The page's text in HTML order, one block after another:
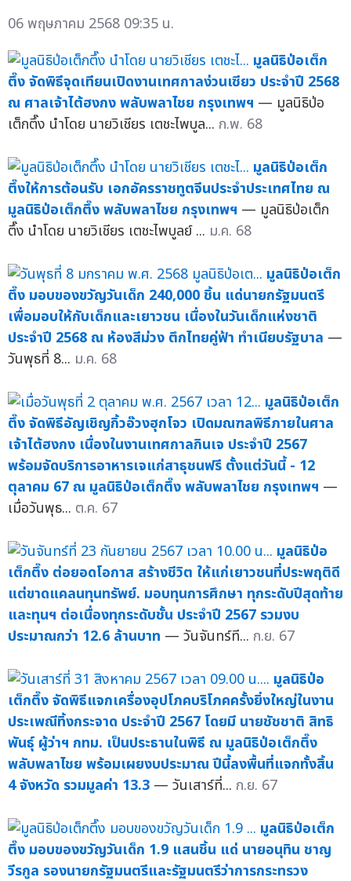
06 พฤษภาคม 2568 09:35 น.
มูลนิธิป่อเต็ก
ตึ๊ง จัดพิธีจุดเทียนเปิดงานเทศกาลง่วนเซียว ประจำปี 2568
ณ ศาลเจ้าไต้ฮงกง พลับพลาไชย กรุงเทพฯ — มูลนิธิป่อ
เต็กตึ๊ง นำโดย นายวิเชียร เตชะไพบูล... ก.พ. 68
มูลนิธิป่อเต็ก
ตึ๊งให้การต้อนรับ เอกอัครราชทูตจีนประจำประเทศไทย ณ
มูลนิธิป่อเต็กตึ๊ง พลับพลาไชย กรุงเทพฯ — มูลนิธิป่อเต็ก
ตึ๊ง นำโดย นายวิเชียร เตชะไพบูลย์ ... ม.ค. 68
มูลนิธิป่อเต็ก
ตึ๊ง มอบของขวัญวันเด็ก 240,000 ชิ้น แด่นายกรัฐมนตรี
เพื่อมอบให้กับเด็กและเยาวชน เนื่องในวันเด็กแห่งชาติ
ประจำปี 2568 ณ ห้องสีม่วง ตึกไทยคู่ฟ้า ทำเนียบรัฐบาล —
วันพุธที่ 8... ม.ค. 68
มูลนิธิป่อเต็ก
ตึ๊ง จัดพิธีอัญเชิญกิ้วอ๊วงฮุกโจว เปิดมณฑลพิธีภายในศาล
เจ้าไต้ฮงกง เนื่องในงานเทศกาลกินเจ ประจำปี 2567
พร้อมจัดบริการอาหารเจแก่สาธุชนฟรี ตั้งแต่วันนี้ - 12
ตุลาคม 67 ณ มูลนิธิป่อเต็กตึ๊ง พลับพลาไชย กรุงเทพฯ —
เมื่อวันพุธ... ต.ค. 67
มูลนิธิป่อ
เต็กตึ๊ง ต่อยอดโอกาส สร้างชีวิต ให้แก่เยาวชนที่ประพฤติดี
แต่ขาดแคลนทุนทรัพย์. มอบทุนการศึกษา ทุกระดับปีสุดท้าย
และทุนฯ ต่อเนื่องทุกระดับชั้น ประจำปี 2567 รวมงบ
ประมาณกว่า 12.6 ล้านบาท — วันจันทร์ที... ก.ย. 67
มูลนิธิป่อ
เต็กตึ๊ง จัดพิธีแจกเครื่องอุปโภคบริโภคครั้งยิ่งใหญ่ในงาน
ประเพณีทิ้งกระจาด ประจำปี 2567 โดยมี นายชัชชาติ สิทธิ
พันธุ์ ผู้ว่าฯ กทม. เป็นประธานในพิธี ณ มูลนิธิป่อเต็กตึ๊ง
พลับพลาไชย พร้อมเผยงบประมาณ ปีนี้ลงพื้นที่แจกทั้งสิ้น
4 จังหวัด รวมมูลค่า 13.3 — วันเสาร์ที่... ก.ย. 67
มูลนิธิป่อเต็ก
ตึ๊ง มอบของขวัญวันเด็ก 1.9 แสนชิ้น แด่ นายอนุทิน ชาญ
วีรกูล รองนายกรัฐมนตรีและรัฐมนตรีว่าการกระทรวง